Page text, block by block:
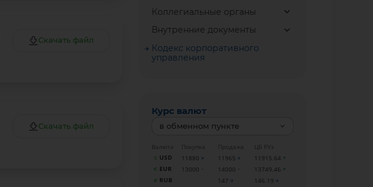
Скачать файл
Скачать файл
Коллегиальные органы
Внутренние документы
Кодекс корпоративного
управления
Курс валют
в обменном пункте
Валюта Покупка Продажа
ЦБ РУз
USD
11880 11965
11915.64
EUR
13000 14000
13749.46
RUB
147
146.19